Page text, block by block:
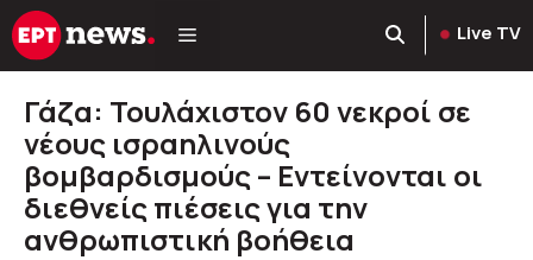
Μετάβαση
σε
Live TV
Γάζα: Τουλάχιστον 60 νεκροί σε
νέους ισραηλινούς
βομβαρδισμούς – Εντείνονται οι
διεθνείς πιέσεις για την
ανθρωπιστική βοήθεια